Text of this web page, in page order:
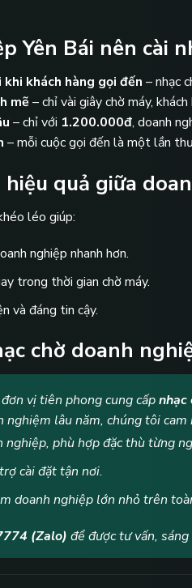
Yên Bái nên cài
khách hàng gọi đến – nhạc
mẽ – chỉ vài giây chờ máy,
– chỉ với 1.200.000đ, doanh
– mỗi cuộc gọi đến là một lần
hiệu quả giữa
léo giúp:
nghiệp nhanh hơn.
trong thời gian chờ máy.
và đáng tin cậy.
chờ doanh
vị tiên phong cung cấpnhạc
nghiệm lâu năm, chúng tôi cam
nghiệp, phù hợp đặc thù từng
cài đặt tận nơi.
doanh nghiệp lớn nhỏ trên
(Zalo) để được tư vấn,